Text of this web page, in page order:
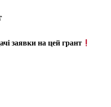
заявки на цей грант